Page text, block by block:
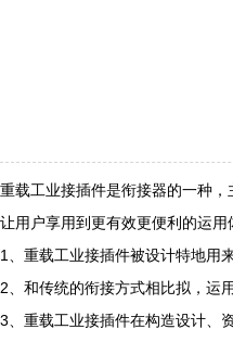
重载工业接插件是衔接器的一种
让用户享用到更有效更便利的运用
1、重载工业接插件被设计特地用
2、和传统的衔接方式相比拟，运
3、重载工业接插件在构造设计、